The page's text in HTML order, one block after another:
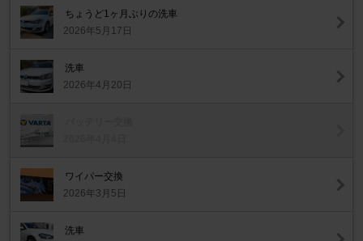
ちょうど1ヶ月ぶりの洗車
2026年5月17日
洗車
2026年4月20日
ワイパー交換
2026年3月5日
洗車